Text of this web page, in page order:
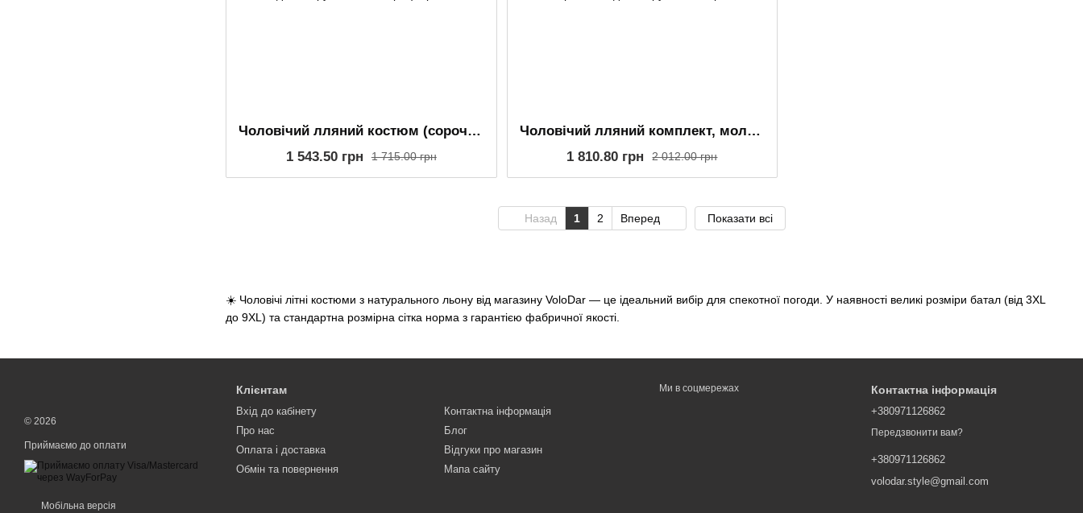
Чоловічий лляний костюм (сорочка з довгим рукавом та шорти) сірий
1 715.00 грн
1 543.50 грн
Чоловічий лляний комплект, молочний – сорочка на довгий рукав та шорти
2 012.00 грн
1 810.80 грн
Назад 1 2 Вперед Показати всі
☀️ Чоловічі літні костюми з натурального льону від магазину VoloDar — це ідеальний вибір для спекотної погоди. У наявності великі розміри батал (від 3XL
до 9XL) та стандартна розмірна сітка норма з гарантією фабричної якості.
© 2026
Приймаємо до оплати
Мобільна версія
Клієнтам
Вхід до кабінету
Про нас
Оплата і доставка
Обмін та повернення
Контактна інформація
Блог
Відгуки про магазин
Мапа сайту
Ми в соцмережах Контактна інформація
+380971126862
Передзвонити вам?
+380971126862
volodar.style@gmail.com